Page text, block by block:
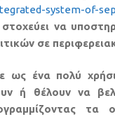
system-of-
να
σε
ως ένα πολύ
ή θέλουν να
τα